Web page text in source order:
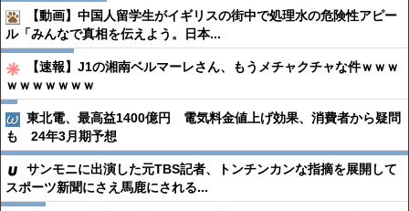
【動画】中国人留学生がイギリスの街中で処理水の危険性アピー
ル「みんなで真相を伝えよう。日本...
【速報】J1の湘南ベルマーレさん、もうメチャクチャな件ｗｗｗ
ｗｗｗｗｗｗｗ
東北電、最高益1400億円 電気料金値上げ効果、消費者から疑問
も 24年3月期予想
サンモニに出演した元TBS記者、トンチンカンな指摘を展開して
スポーツ新聞にさえ馬鹿にされる...